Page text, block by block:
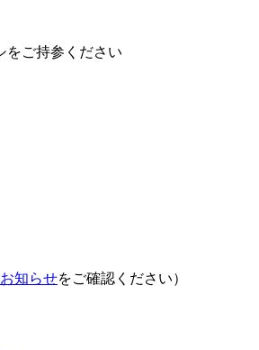
をご持参ください
お知らせをご確認ください）